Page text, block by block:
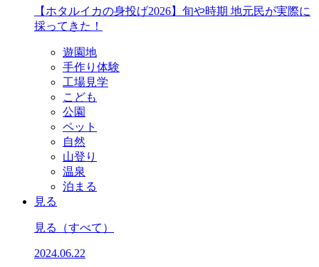
【ホタルイカの身投げ2026】旬や時期 地元民が実際に
採ってきた！
遊園地
手作り体験
工場見学
こども
公園
ペット
自然
山登り
温泉
泊まる
見る
見る （すべて）
2024.06.22